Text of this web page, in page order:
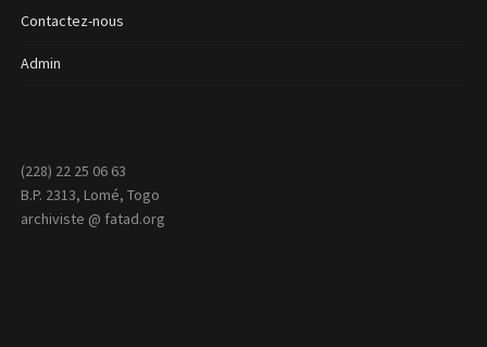
Contactez-nous
Admin
(228) 22 25 06 63
B.P. 2313, Lomé, Togo
archiviste @ fatad.org